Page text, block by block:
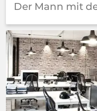
Der Mann mit